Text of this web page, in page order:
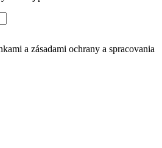
a zásadami ochrany a spracovania